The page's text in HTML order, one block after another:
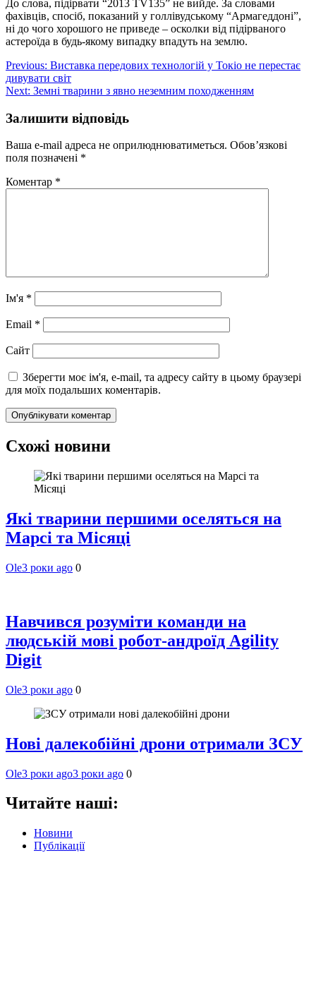
До слова, підірвати “2013 TV135” не вийде. За словами
фахівців, спосіб, показаний у голлівудському “Армагеддоні”,
ні до чого хорошого не приведе – осколки від підірваного
астероїда в будь-якому випадку впадуть на землю.
Навігація
записів
Previous: Виставка передових технологій у Токіо не перестає
дивувати світ
Next: Земні тварини з явно неземним походженням
Залишити відповідь
Ваша e-mail адреса не оприлюднюватиметься. Обов’язкові
поля позначені *
Коментар *
Ім'я *
Email *
Сайт
Зберегти моє ім'я, e-mail, та адресу сайту в цьому браузері
для моїх подальших коментарів.
Схожі новини
Які тварини першими оселяться на
Марсі та Місяці
Ole3 роки ago 0
Навчився розуміти команди на
людській мові робот-андроїд Agility
Digit
Ole3 роки ago 0
Нові далекобійні дрони отримали ЗСУ
Ole3 роки ago3 роки ago 0
Читайте наші:
Новини
Публікації